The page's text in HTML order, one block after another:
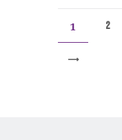
1 2